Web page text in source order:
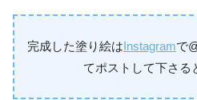
完成した塗り絵はInstagramで
てポストして下さる